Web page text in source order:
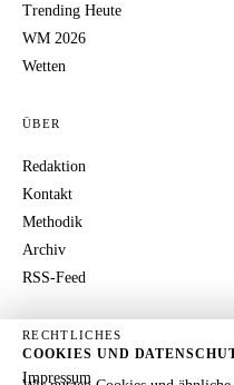
Trending Heute
WM 2026
Wetten
ÜBER
Redaktion
Kontakt
Methodik
Archiv
RSS-Feed
RECHTLICHES
Impressum
COOKIES UND